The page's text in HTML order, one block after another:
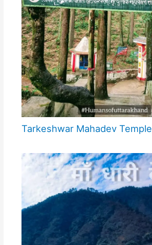
Tarkeshwar Mahadev Temple